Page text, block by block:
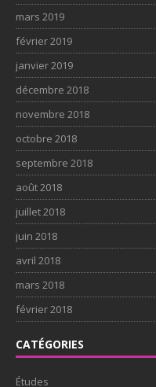
mars 2019
février 2019
janvier 2019
décembre 2018
novembre 2018
octobre 2018
septembre 2018
août 2018
juillet 2018
juin 2018
avril 2018
mars 2018
février 2018
CATÉGORIES
Études